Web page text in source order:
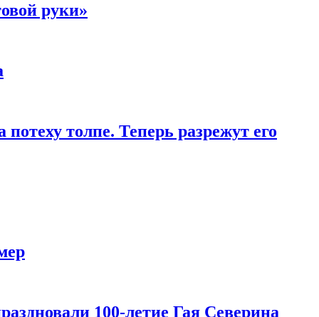
руки»
толпе. Теперь разрежут его
100-летие Гая Северина